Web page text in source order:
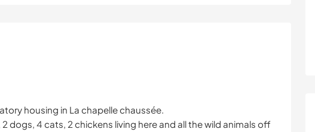
housing in La chapelle chaussée.
dogs, 4 cats, 2 chickens living here and all the wild animals off